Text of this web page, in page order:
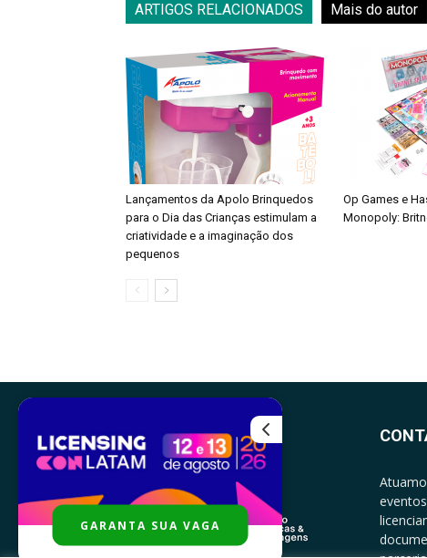
ARTIGOS RELACIONADOS Mais do autor
Lançamentos da Apolo Brinquedos
para o Dia das Crianças estimulam a
criatividade e a imaginação dos
pequenos
Op Games e
Monopoly:
GARANTA SUA VAGA